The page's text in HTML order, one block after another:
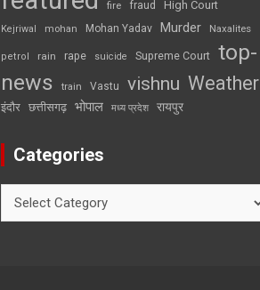
fire fraud High Court
Kejriwal mohan Mohan Yadav Murder Naxalites
petrol rain rape suicide Supreme Court top-
news
train Vastu vishnu Weather
इंदौर छत्तीसगढ़ भोपाल मध्य प्रदेश रायपुर
Categories